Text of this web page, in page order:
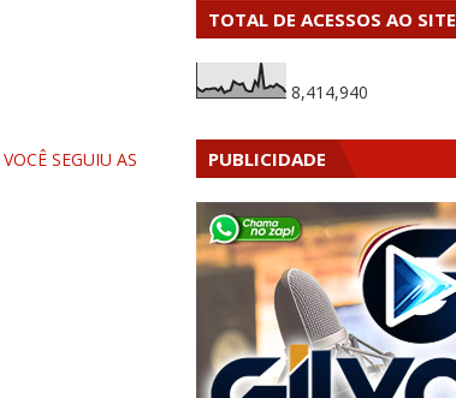
SEGUIU AS
TOTAL DE ACESSOS AO SITE
8,414,940
PUBLICIDADE